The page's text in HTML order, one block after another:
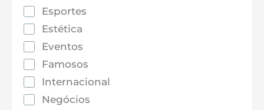
Esportes
Estética
Eventos
Famosos
Internacional
Negócios